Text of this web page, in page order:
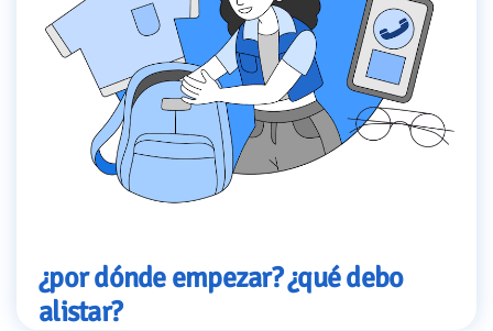
¿por dónde empezar? ¿qué debo
alistar?